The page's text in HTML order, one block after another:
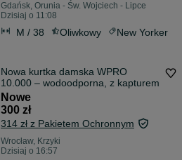
Gdańsk, Orunia - Św. Wojciech - Lipce
Dzisiaj o 11:08
M / 38 Oliwkowy New Yorker
Nowa kurtka damska WPRO
10.000 – wodoodporna, z kapturem
Nowe
300 zł
314 zł z Pakietem Ochronnym
Wrocław, Krzyki
Dzisiaj o 16:57